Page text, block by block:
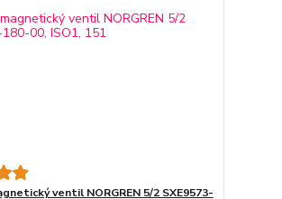
ventil NORGREN 5/2 SXE9573-